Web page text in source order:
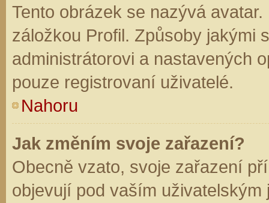
Tento obrázek se nazývá
záložkou Profil. Způsoby jakými
administrátorovi a nastavených
pouze registrovaní uživatelé.
Nahoru
Jak změním svoje zařazení?
Obecně vzato, svoje zařazení
objevují pod vaším